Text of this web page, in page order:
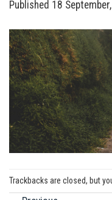
Published 18
Trackbacks are closed, but